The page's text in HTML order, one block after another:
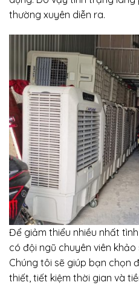
thường xuyên diễn ra.
Để giảm thiểu nhiều nhất
có đội ngũ chuyên viên
Chúng tôi sẽ giúp bạn chọn
thiết, tiết kiệm thời gian và